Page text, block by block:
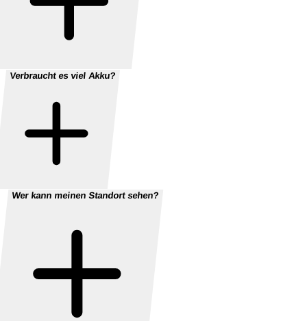
Verbraucht es viel Akku?
Wer kann meinen Standort sehen?